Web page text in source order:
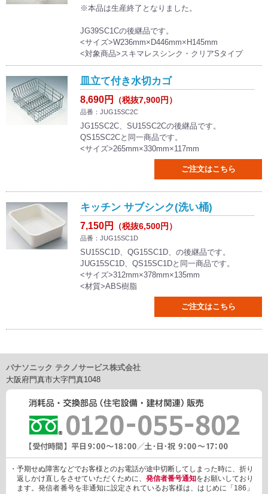
※本品は生産終了となりました。
JG39SC1Cの後継品です。
<サイズ>W236mm×D446mm×H145mm
<対象商品>スキマレスシンク・クリアSタイプ
皿立て付き水切カゴ
8,690円 （税抜7,900円）
品番：JUG15SC2C
JG15SC2C、SU15SC2Cの後継品です。
QS15SC2Cと同一商品です。
<サイズ>265mm×330mm×117mm
ご注文はこちら
キッチン サブシンク(洗い桶)
7,150円 （税抜6,500円）
品番：JUG15SC1D
SU15SC1D、QG15SC1D、の後継品です。
JUG15SC1D、QS15SC1Dと同一商品です。
<サイズ>312mm×378mm×135mm
<材質>ABS樹脂
ご注文はこちら
パナソニック テクノサービス株式会社
大阪府門真市大字門真1048
・予期せぬ障害などでお客様とのお電話が途中切断してしまった時に、折り
返しかけ直しをさせていただくために、 発信者番号通知をお願いしており
ます。発信者番号を非通知に設定されているお客様は、はじめに「186」